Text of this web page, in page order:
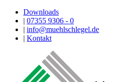
Downloads
| 07355 9306 - 0
| info@muehlschlegel.de
| Kontakt